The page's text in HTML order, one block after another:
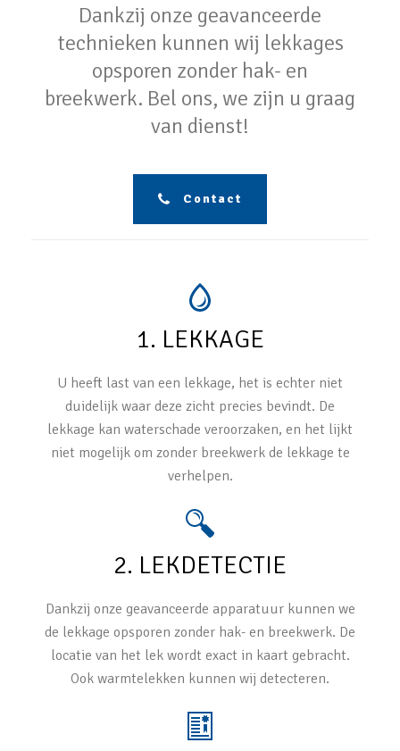
Dankzij onze geavanceerde
technieken kunnen wij lekkages
opsporen zonder hak- en
breekwerk. Bel ons, we zijn u graag
van dienst!
Contact
1. LEKKAGE
U heeft last van een lekkage, het is echter niet
duidelijk waar deze zicht precies bevindt. De
lekkage kan waterschade veroorzaken, en het lijkt
niet mogelijk om zonder breekwerk de lekkage te
verhelpen.
2. LEKDETECTIE
Dankzij onze geavanceerde apparatuur kunnen we
de lekkage opsporen zonder hak- en breekwerk. De
locatie van het lek wordt exact in kaart gebracht.
Ook warmtelekken kunnen wij detecteren.